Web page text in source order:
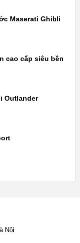
Maserati Ghibli
cao cấp siêu bền
Outlander
Nội